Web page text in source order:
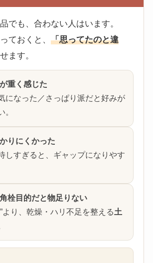
でも、合わない人はいます。
ておくと、 「思ってたのと違
ます。
重く感じた
になった／さっぱり派だと好みが
。
りにくかった
しすぎると、ギャップになりやす
栓目的だと物足りない
より、乾燥・ハリ不足を整える土